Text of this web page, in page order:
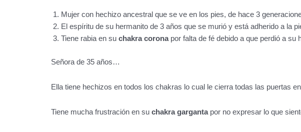
Mujer con hechizo ancestral que se ve en los pies, de hace 3
El espíritu de su hermanito de 3 años que se murió y está adherido a la
Tiene rabia en su chakra coronapor falta de fé debido a que perdió a su
Señora de 35 años…
Ella tiene hechizos en todos los chakras lo cual le cierra todas las puertas
Tiene mucha frustración en su chakra gargantapor no expresar lo que